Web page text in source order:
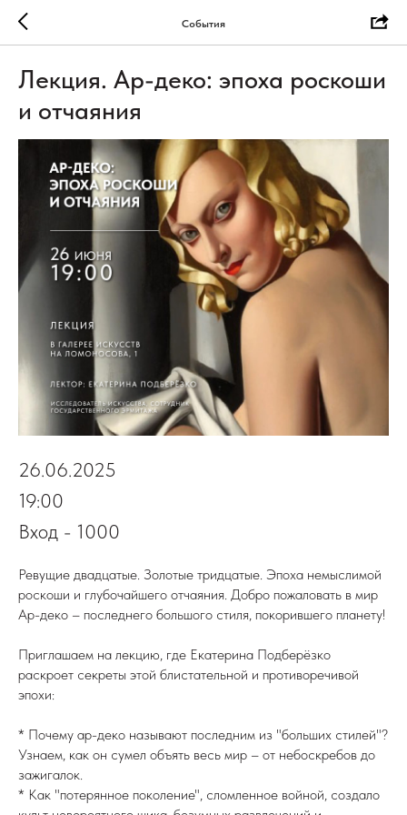
События
Лекция. Ар-деко: эпоха роскоши
и отчаяния
26.06.2025
19:00
Вход - 1000
Ревущие двадцатые. Золотые тридцатые. Эпоха немыслимой
роскоши и глубочайшего отчаяния. Добро пожаловать в мир
Ар-деко – последнего большого стиля, покорившего планету!
Приглашаем на лекцию, где Екатерина Подберёзко
раскроет секреты этой блистательной и противоречивой
эпохи:
* Почему ар-деко называют последним из "больших стилей"?
Узнаем, как он сумел объять весь мир – от небоскребов до
зажигалок.
* Как "потерянное поколение", сломленное войной, создало